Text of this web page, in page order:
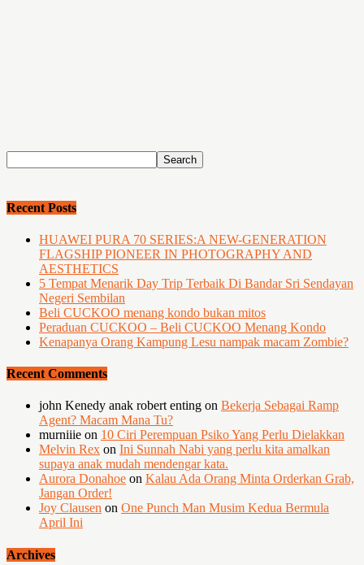
Recent Posts
HUAWEI PURA 70 SERIES:A NEW-GENERATION
FLAGSHIP PIONEER IN PHOTOGRAPHY AND
AESTHETICS
5 Tempat Menarik Day Trip Terbaik Di Bandar Sri Sendayan
Negeri Sembilan
Beli CUCKOO menang kondo bukan mitos
Peraduan CUCKOO – Beli CUCKOO Menang Kondo
Kenapanya Orang Kampung Lesu nampak macam Zombie?
Recent Comments
john Kenedy anak robert enting on Bekerja Sebagai Ramp
Agent? Macam Mana Tu?
murniiie on 10 Ciri Perempuan Psiko Yang Perlu Dielakkan
Melvin Rex on Ini Sunnah Nabi yang perlu kita amalkan
supaya anak mudah mendengar kata.
Aurora Donahoe on Kalau Ada Orang Minta Orderkan Grab,
Jangan Order!
Joy Clausen on One Punch Man Musim Kedua Bermula
April Ini
Archives